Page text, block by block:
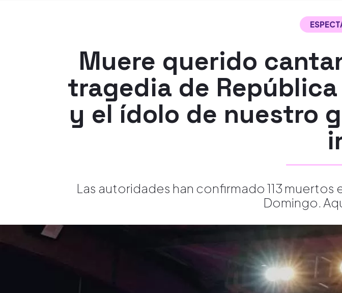
Muere querido
tragedia de
y el ídolo de nuestro
Las autoridades han confirmado 113
Domingo.